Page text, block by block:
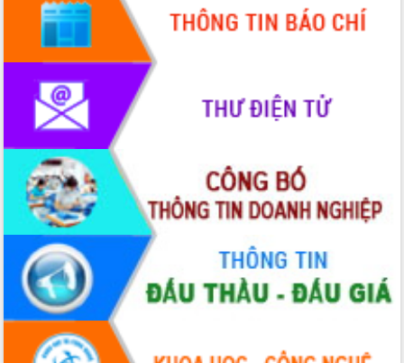
Hội nghị triển khai kết nối mạng
truyền số liệu chuyên dùng phục vụ cơ
quan Đảng, Nhà nước
Lễ phát động chuỗi hoạt động chung
tay làm sạch môi trường
Xã Ea Kar bước chuyển mình trong
công tác cải cách hành chính mô hình
UBND tỉnh họp báo định kỳ tháng 4
năm 2026
Hội thảo khoa học “Giải pháp thúc đẩy
phát triển nền kinh tế xanh tại tỉnh
Đắk Lắk”
Tăng cường giám sát, đôn đốc thực
hiện nhiệm vụ quản lý tài sản công
hàng tuần
Tháo gỡ những vướng mắc, đẩy mạnh
công tác cải cách thủ tục hành chính